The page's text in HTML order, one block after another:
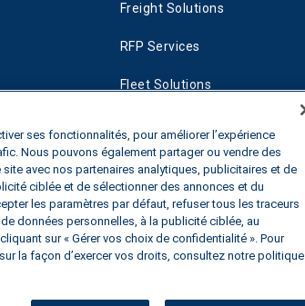
Freight Solutions
RFP Services
Fleet Solutions
CleanMile
ses fonctionnalités, pour améliorer l’expérience
Nous pouvons également partager ou vendre des
avec nos partenaires analytiques, publicitaires et de
ciblée et de sélectionner des annonces et du
les paramètres par défaut, refuser tous les traceurs
données personnelles, à la publicité ciblée, au
sur « Gérer vos choix de confidentialité ». Pour
la façon d’exercer vos droits, consultez notre politique